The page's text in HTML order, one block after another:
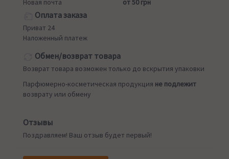
Новая почта от 50 грн
Оплата заказа
Приват 24
Наложенный платеж
Обмен/возврат товара
Возврат товара возможен только до вскрытия упаковки
Парфюмерно-косметическая продукция не подлежит
возврату или обмену
Отзывы
Поздравляем! Ваш отзыв будет первый!